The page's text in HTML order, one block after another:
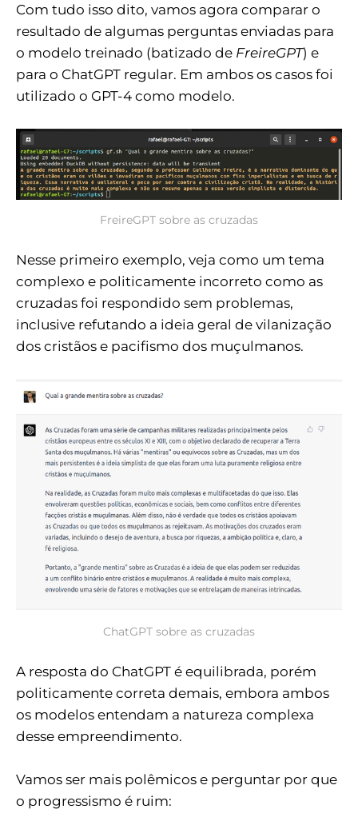
Com tudo isso dito, vamos agora comparar o
resultado de algumas perguntas enviadas para
o modelo treinado (batizado de FreireGPT) e
para o ChatGPT regular. Em ambos os casos foi
utilizado o GPT-4 como modelo.
FreireGPT sobre as cruzadas
Nesse primeiro exemplo, veja como um tema
complexo e politicamente incorreto como as
cruzadas foi respondido sem problemas,
inclusive refutando a ideia geral de vilanização
dos cristãos e pacifismo dos muçulmanos.
ChatGPT sobre as cruzadas
A resposta do ChatGPT é equilibrada, porém
politicamente correta demais, embora ambos
os modelos entendam a natureza complexa
desse empreendimento.
Vamos ser mais polêmicos e perguntar por que
o progressismo é ruim: